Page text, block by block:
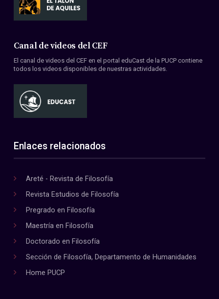
Canal de videos del CEF
El canal de videos del CEF en el portal eduCast de la PUCP contiene
todos los videos disponibles de nuestras actividades.
Enlaces relacionados
Areté - Revista de Filosofía
Revista Estudios de Filosofía
Pregrado en Filosofía
Maestría en Filosofía
Doctorado en Filosofía
Sección de Filosofía, Departamento de Humanidades
Home PUCP